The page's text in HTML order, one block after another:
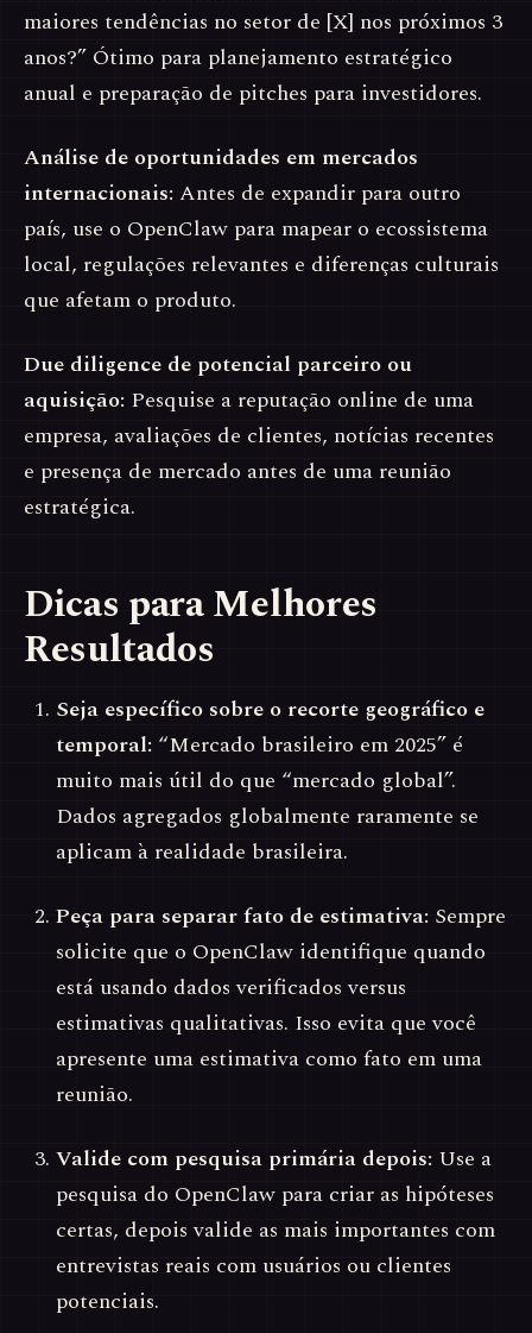
maiores tendências no setor de [X] nos próximos 3
anos?” Ótimo para planejamento estratégico
anual e preparação de pitches para investidores.
Análise de oportunidades em mercados
internacionais:Antes de expandir para outro
país, use o OpenClaw para mapear o ecossistema
local, regulações relevantes e diferenças culturais
que afetam o produto.
Due diligence de potencial parceiro ou
aquisição: Pesquise a reputação online de uma
empresa, avaliações de clientes, notícias recentes
e presença de mercado antes de uma reunião
estratégica.
Dicas para Melhores
Resultados
Seja específico sobre o recorte geográfico e
temporal: “Mercado brasileiro em 2025” é
muito mais útil do que “mercado global”.
Dados agregados globalmente raramente se
aplicam à realidade brasileira.
Peça para separar fato de estimativa: Sempre
solicite que o OpenClaw identifique quando
está usando dados verificados versus
estimativas qualitativas. Isso evita que você
apresente uma estimativa como fato em uma
reunião.
Valide com pesquisa primária depois: Use a
pesquisa do OpenClaw para criar as hipóteses
certas, depois valide as mais importantes com
entrevistas reais com usuários ou clientes
potenciais.